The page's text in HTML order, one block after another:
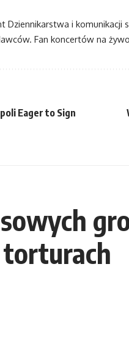
Dziennikarstwa i komunikacji
Fan koncertów na
Eager to Sign